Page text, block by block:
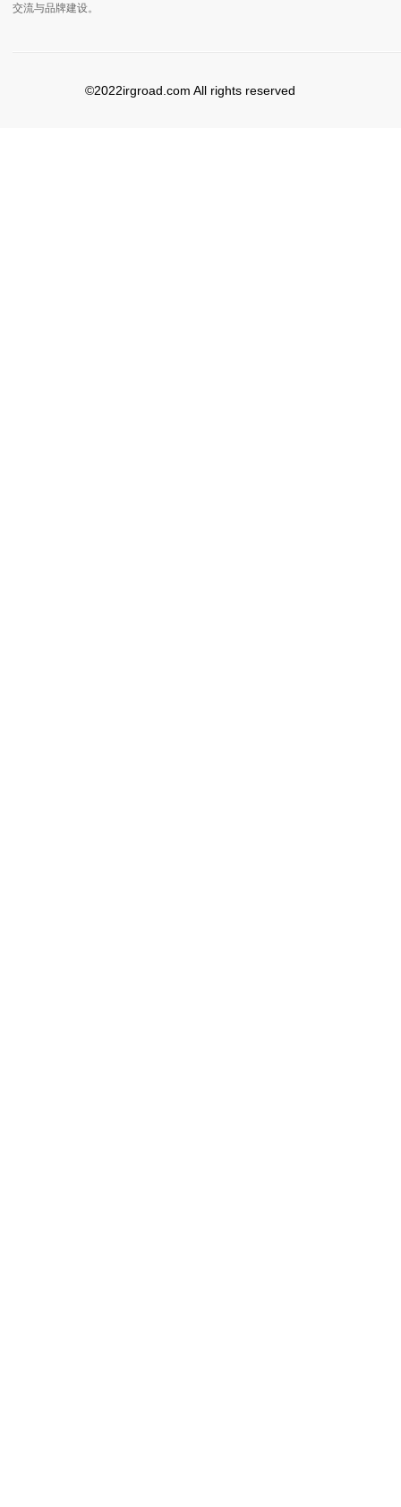
交流与品牌建设。
©2022irgroad.com All rights reserved